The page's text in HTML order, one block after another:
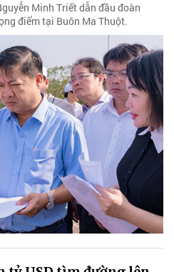
Minh Triết dẫn đầu đoàn
điểm tại Buôn Ma Thuột.